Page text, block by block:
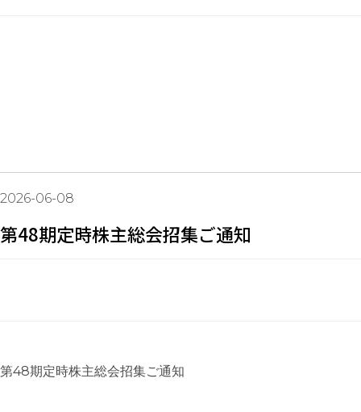
2026-06-08
第48期定時株主総会招集ご通知
第48期定時株主総会招集ご通知